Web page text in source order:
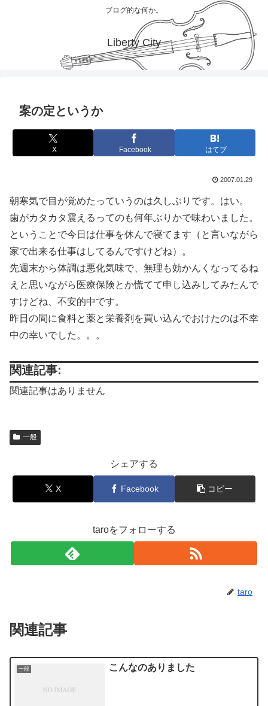
ブログ的な何か。
Liberty City
案の定というか
X Facebook はてブ
2007.01.29
朝寒気で目が覚めたっていうのは久しぶりです。はい。
歯がカタカタ震えるってのも何年ぶりかで味わいました。
ということで今日は仕事を休んで寝てます（と言いながら
家で出来る仕事はしてるんですけどね）。
先週末から体調は悪化気味で、無理も効かんくなってるね
えと思いながら医療保険とか慌てて申し込みしてみたんで
すけどね、不安的中です。
昨日の間に食料と薬と栄養剤を買い込んでおけたのは不幸
中の幸いでした。。。
関連記事:
関連記事はありません
一般
シェアする
X Facebook コピー
taroをフォローする
taro
関連記事
一般 こんなのありました